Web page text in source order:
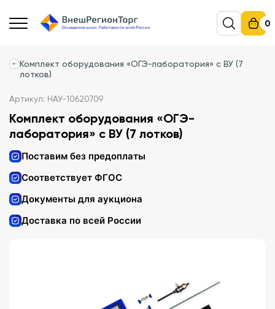
0
Комплект оборудования «ОГЭ-лаборатория» с ВУ (7
лотков)
Артикул: НАУ-10620709
Комплект оборудования «ОГЭ-
лаборатория» с ВУ (7 лотков)
Поставим без предоплаты
Соответствует ФГОС
Документы для аукциона
Доставка по всей России